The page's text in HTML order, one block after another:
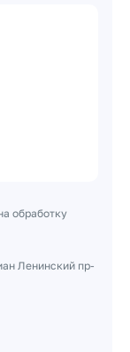
обработку
Ленинский пр-